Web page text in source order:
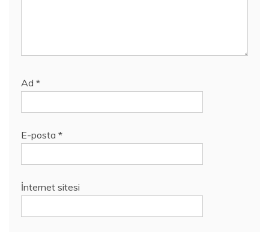
Ad *
E-posta *
İnternet sitesi